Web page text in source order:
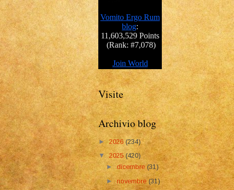
Visite
Archivio blog
► 2026(234)
▼2025(420)
►dicembre(31)
►novembre(31)